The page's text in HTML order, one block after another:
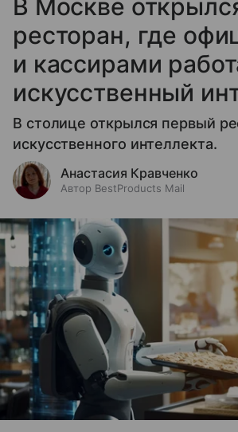
В Москве
ресторан, где
и кассирами
искусственный
В столице открылся первый
искусственного интеллекта.
Анастасия Кравченко
Автор BestProducts Mail